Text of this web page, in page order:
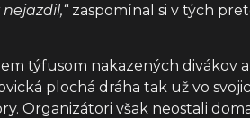
zaspomínal si v tých
týfusom nakazených divákov
plochá dráha tak už vo
Organizátori však neostali